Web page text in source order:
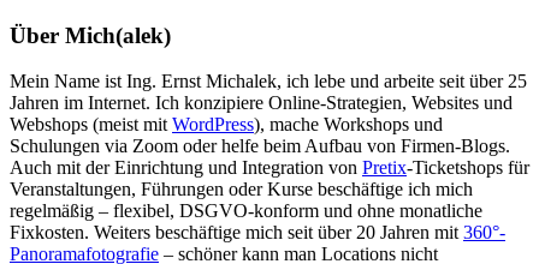
Über Mich(alek)
Mein Name ist Ing. Ernst Michalek, ich lebe und arbeite seit über 25
Jahren im Internet. Ich konzipiere Online-Strategien, Websites und
Webshops (meist mitWordPress), mache Workshops und
Schulungen via Zoom oder helfe beim Aufbau von Firmen-Blogs.
Auch mit der Einrichtung und Integration von Pretix-Ticketshops für
Veranstaltungen, Führungen oder Kurse beschäftige ich mich
regelmäßig – flexibel, DSGVO-konform und ohne monatliche
Fixkosten. Weiters beschäftige mich seit über 20 Jahren mit360°-
Panoramafotografie – schöner kann man Locations nicht